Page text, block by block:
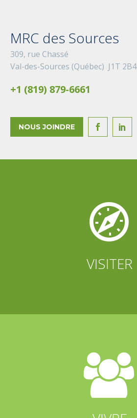
MRC des Sources
309, rue Chassé
Val-des-Sources (Québec) J1T 2B4
+1 (819) 879-6661
NOUS JOINDRE  


VISITER

